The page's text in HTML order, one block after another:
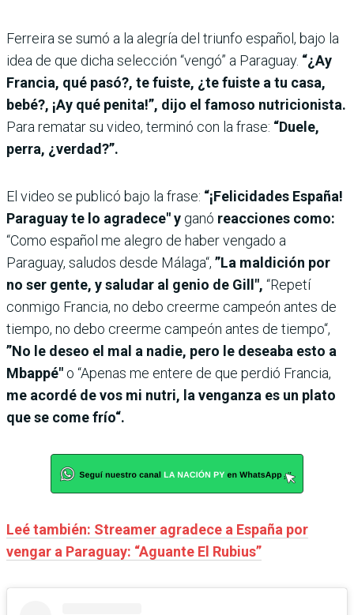
Ferreira se sumó a la alegría del triunfo español, bajo la
idea de que dicha selección “vengó” a Paraguay. “¿Ay
Francia, qué pasó?, te fuiste, ¿te fuiste a tu casa,
bebé?, ¡Ay qué penita!”, dijo el famoso nutricionista.
Para rematar su video, terminó con la frase: “Duele,
perra, ¿verdad?”.
El video se publicó bajo la frase: “¡Felicidades España!
Paraguay te lo agradece" y ganó reacciones como:
“Como español me alegro de haber vengado a
Paraguay, saludos desde Málaga“, ”La maldición por
no ser gente, y saludar al genio de Gill", “Repetí
conmigo Francia, no debo creerme campeón antes de
tiempo, no debo creerme campeón antes de tiempo“,
”No le deseo el mal a nadie, pero le deseaba esto a
Mbappé" o “Apenas me entere de que perdió Francia,
me acordé de vos mi nutri, la venganza es un plato
que se come frío“.
Leé también: Streamer agradece a España por
vengar a Paraguay: “Aguante El Rubius”